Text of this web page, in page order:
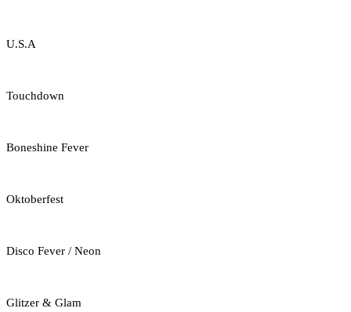
U.S.A
Touchdown
Boneshine Fever
Oktoberfest
Disco Fever / Neon
Glitzer & Glam